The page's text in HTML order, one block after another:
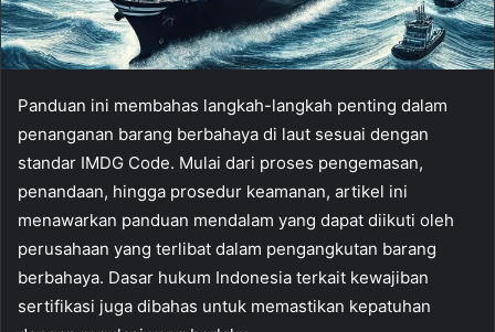
Panduan ini membahas langkah-langkah penting dalam
penanganan barang berbahaya di laut sesuai dengan
standar IMDG Code. Mulai dari proses pengemasan,
penandaan, hingga prosedur keamanan, artikel ini
menawarkan panduan mendalam yang dapat diikuti oleh
perusahaan yang terlibat dalam pengangkutan barang
berbahaya. Dasar hukum Indonesia terkait kewajiban
sertifikasi juga dibahas untuk memastikan kepatuhan